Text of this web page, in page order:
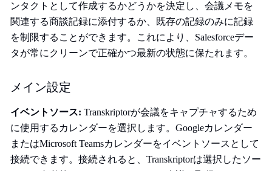
ンタクトとして作成するかどうかを決定し、会議メモを
関連する商談記録に添付するか、既存の記録のみに記録
を制限することができます。これにより、Salesforceデー
タが常にクリーンで正確かつ最新の状態に保たれます。
メイン設定
イベントソース: Transkriptorが会議をキャプチャするため
に使用するカレンダーを選択します。Googleカレンダー
またはMicrosoft Teamsカレンダーをイベントソースとして
接続できます。接続されると、Transkriptorは選択したソー